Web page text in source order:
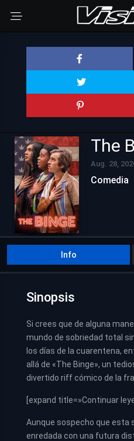
The
Aug. 28,
Comedia
Info
Sinopsis
Si crees que de alguna
mundo de sobriedad total
los días de la cuarentena,
allá de «The Binge», un
divertido riff cómico de la
[expand title=»Continuar
Aunque sospecho que esta
enredada con una futura